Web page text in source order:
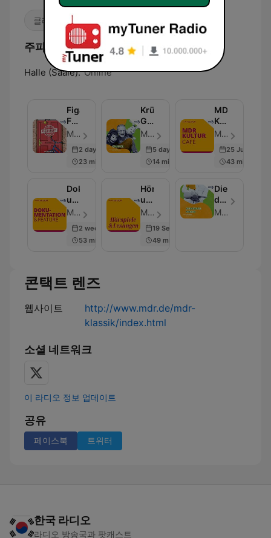
클래식
주파수 MDR Klassik:
Halle (Saale): Online
Figarinos
Fahrradladen
-
MDR
Tweens
Podcast
für
Kinder
Mitteldeutscher Rundfunk - 에피소드 452
2 days ago
23 min
Krümel-
Geschichten
von
MDR
SACHSEN
Mitteldeutscher Rundfunk - 에피소드 250
5 days ago
14 min
MDR
KULTUR
Café
Mitteldeutscher Rundfunk - 에피소드 28
25 Jun 2026
43 min
Dokumentation
und
Feature
Mitteldeutscher Rundfunk - 에피소드 70
2 weeks ago
53 min
Hörspiele
und
Lesungen
MDR
KULTUR
Mitteldeutscher Rundfunk - 에피소드 229
19 Sep 2025
49 min
Dienstags
direkt
vonMitteldeutscher Rundfunk
콘택트 렌즈
웹사이트
http://www.mdr.de/mdr-
klassik/index.html
소셜 네트워크
이 라디오 정보 업데이트
공유
페이스북 트위터
한국 라디오
라디오 방송국과 팟캐스트